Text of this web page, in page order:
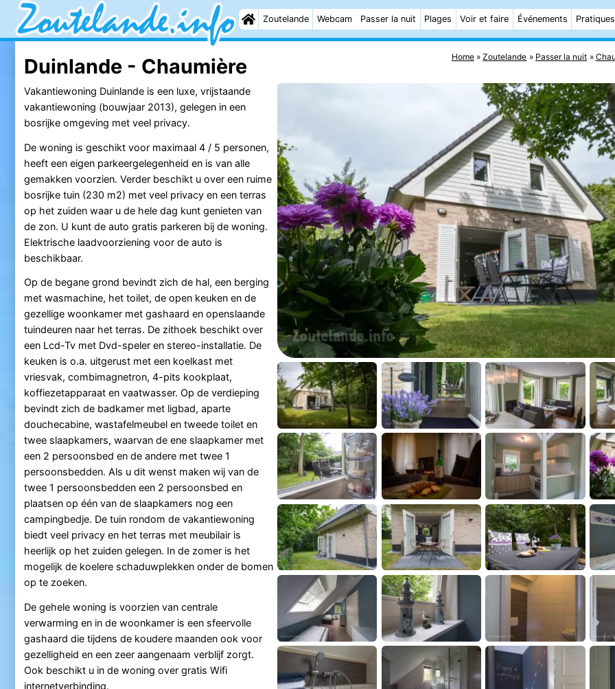
Zoutelande Webcam Passer la nuit Plages Voir et faire Événements Pratiques
Home Zoutelande Passer la nuit
Duinlande - Chaumière
Vakantiewoning Duinlande is een luxe, vrijstaande
vakantiewoning (bouwjaar 2013), gelegen in een
bosrijke omgeving met veel privacy.
De woning is geschikt voor maximaal 4 / 5 personen,
heeft een eigen parkeergelegenheid en is van alle
gemakken voorzien. Verder beschikt u over een ruime
bosrijke tuin (230 m2) met veel privacy en een terras
op het zuiden waar u de hele dag kunt genieten van
de zon. U kunt de auto gratis parkeren bij de woning.
Elektrische laadvoorziening voor de auto is
beschikbaar.
Op de begane grond bevindt zich de hal, een berging
met wasmachine, het toilet, de open keuken en de
gezellige woonkamer met gashaard en openslaande
tuindeuren naar het terras. De zithoek beschikt over
een Lcd-Tv met Dvd-speler en stereo-installatie. De
keuken is o.a. uitgerust met een koelkast met
vriesvak, combimagnetron, 4-pits kookplaat,
koffiezetapparaat en vaatwasser. Op de verdieping
bevindt zich de badkamer met ligbad, aparte
douchecabine, wastafelmeubel en tweede toilet en
twee slaapkamers, waarvan de ene slaapkamer met
een 2 persoonsbed en de andere met twee 1
persoonsbedden. Als u dit wenst maken wij van de
twee 1 persoonsbedden een 2 persoonsbed en
plaatsen op één van de slaapkamers nog een
campingbedje. De tuin rondom de vakantiewoning
biedt veel privacy en het terras met meubilair is
heerlijk op het zuiden gelegen. In de zomer is het
mogelijk de koelere schaduwplekken onder de bomen
op te zoeken.
De gehele woning is voorzien van centrale
verwarming en in de woonkamer is een sfeervolle
gashaard die tijdens de koudere maanden ook voor
gezelligheid en een zeer aangenaam verblijf zorgt.
Ook beschikt u in de woning over gratis Wifi
internetverbinding.